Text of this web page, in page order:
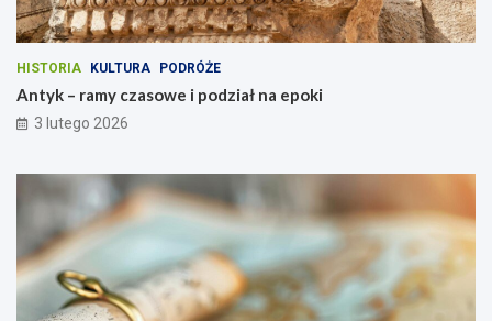
HISTORIA KULTURA PODRÓŻE
Antyk – ramy czasowe i podział na epoki
3 lutego 2026